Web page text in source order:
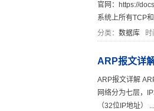
官网：https://
系统上所有TCP
分类： 数据库时
ARP报文详
ARP报文详解
网络分为七层，
（32位IP地址） ...